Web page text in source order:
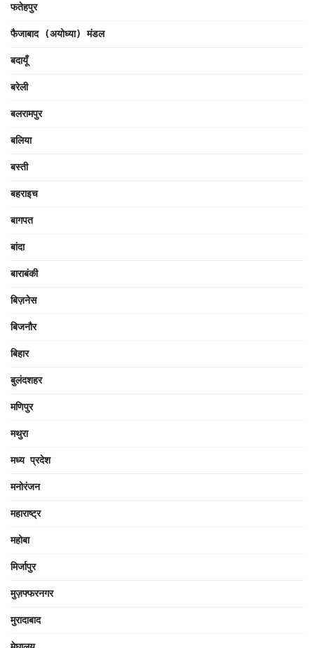
फतेहपुर
फैजाबाद (अयोध्या) मंडल
बदायूँ
बरेली
बलरामपुर
बलिया
बस्ती
बहराइच
बागपत
बांदा
बाराबंकी
बिज़नेस
बिजनौर
बिहार
बुलंदशहर
मणिपुर
मथुरा
मध्य प्रदेश
मनोरंजन
महाराष्ट्र
महोबा
मिर्जापुर
मुज़फ्फरनगर
मुरादाबाद